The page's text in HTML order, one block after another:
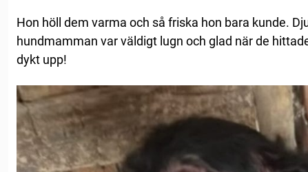
Hon höll dem varma och så friska hon bara kunde.
hundmamman var väldigt lugn och glad när de
dykt upp!